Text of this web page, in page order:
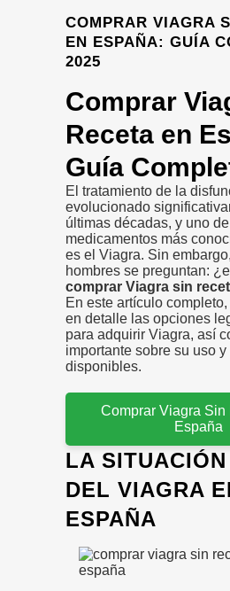
COMPRAR VIAGRA
EN ESPAÑA: GUÍA
2025
Comprar
Receta en
Guía
El tratamiento de la
evolucionado
últimas décadas, y uno
medicamentos más
es el Viagra. Sin
hombres se preguntan:
comprar Viagra sin
En este artículo
en detalle las opciones
para adquirir Viagra, así
importante sobre su uso
disponibles.
Comprar Viagra Sin
España
LA
DEL VIAGRA
ESPAÑA